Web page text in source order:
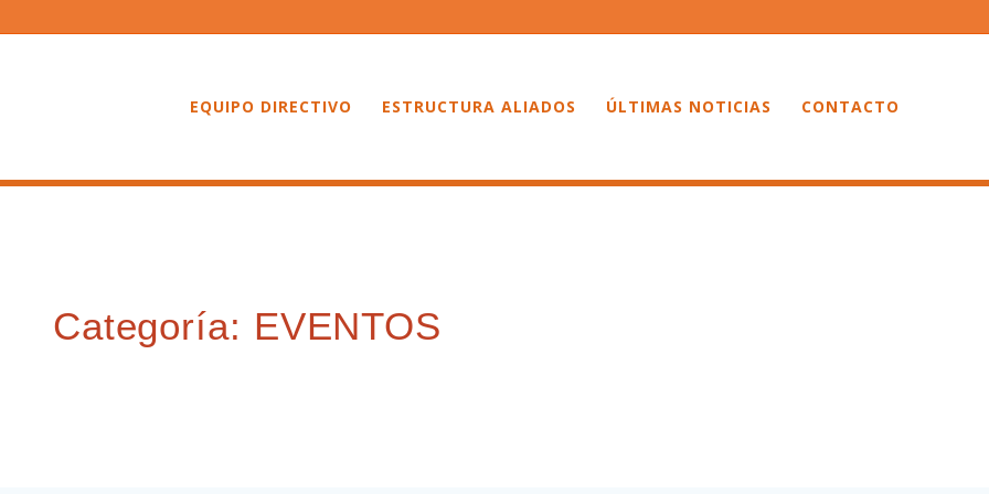
EQUIPO DIRECTIVO
ESTRUCTURA ALIADOS ÚLTIMAS NOTICIAS CONTACTO
Categoría: EVENTOS